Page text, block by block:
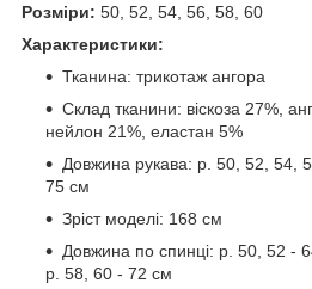
Розміри: 50, 52, 54, 56, 58, 60
Характеристики:
Тканина: трикотаж ангора
Склад тканини: віскоза 27%,
нейлон 21%, еластан 5%
Довжина рукава: р. 50, 52, 54,
75 см
Зріст моделі: 168 см
Довжина по спинці: р. 50, 52 -
р. 58, 60 - 72 см